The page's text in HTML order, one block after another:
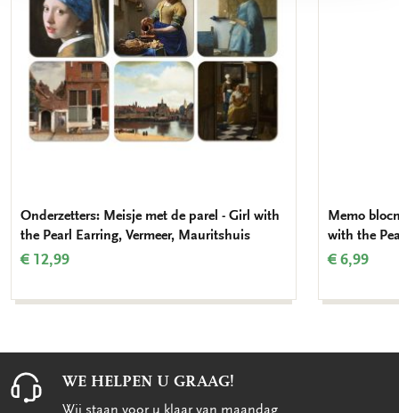
Onderzetters: Meisje met de parel - Girl with
the Pearl Earring, Vermeer, Mauritshuis
€ 12,99
Memo
with the
€ 6,99
WE HELPEN U GRAAG!